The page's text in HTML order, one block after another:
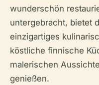
wunderschön
untergebracht, bietet
einzigartiges
köstliche finnische
malerischen
genießen.